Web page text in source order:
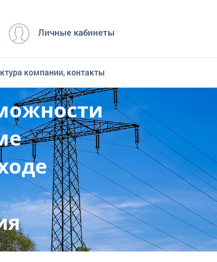
Личные кабинеты
компании, контакты